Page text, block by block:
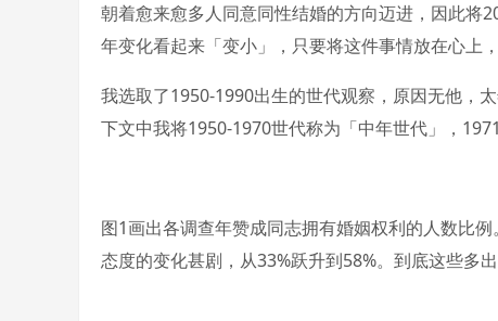
朝着愈来愈多人同意同性结婚的方向迈进，因此将
年变化看起来「变小」，只要将这件事情放在心上
我选取了1950-1990出生的世代观察，原因无他，
下文中我将1950-1970世代称为「中年世代」，
图1画出各调查年赞成同志拥有婚姻权利的人数比
态度的变化甚剧，从33%跃升到58%。到底这些多